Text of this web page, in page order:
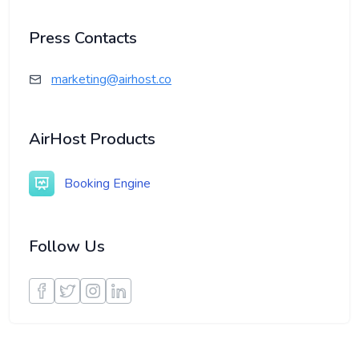
Press Contacts
marketing@airhost.co
AirHost Products
Booking Engine
Follow Us